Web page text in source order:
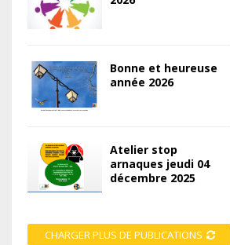
Bonne et heureuse
année 2026
Atelier stop
arnaques jeudi 04
décembre 2025
CHARGER PLUS DE PUBLICATIONS